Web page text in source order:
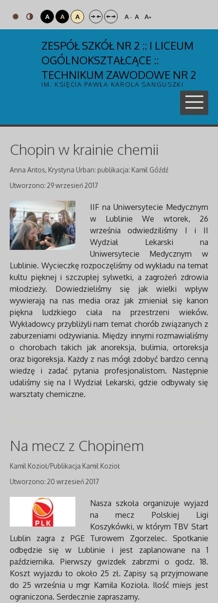
A A A A- A A+
ZESPÓŁ SZKÓŁ NR 2 :: I LICEUM
OGÓLNOKSZTAŁCĄCE ::
TECHNIKUM ZAWODOWE NR 2
IM. KSIĘCIA PAWŁA KAROLA SANGUSZKI
Chopin w krainie chemii
Anna Antos, Krystyna Urban: publikacja: Kamil Góźdź
Utworzono: 29 wrzesień 2017
IIF na Uniwersytecie Medycznym
w Lublinie We wtorek, 26
września odwiedziliśmy I i II
Wydział Lekarski na
Uniwersytecie Medycznym w
Lublinie. Wycieczkę rozpoczęliśmy od wykładu na temat
kultu pięknej i szczupłej sylwetki, a zagrożeń zdrowia
młodzieży. Dowiedzieliśmy się jak wielki wpływ
wywierają na nas media oraz jak zmieniał się kanon
piękna ludzkiego ciała na przestrzeni wieków.
Wykładowcy przybliżyli nam temat chorób związanych z
zaburzeniami odżywiania. Między innymi rozmawialiśmy
o chorobach takich jak anoreksja, bulimia, ortoreksja
oraz bigoreksja. Każdy z nas mógł zdobyć bardzo cenną
wiedzę i zadać pytania profesjonalistom. Następnie
udaliśmy się na I Wydział Lekarski, gdzie odbywały się
warsztaty chemiczne.
Na mecz z Chopinem
Kamil Kozioł/Publikacja Kamil Kozioł
Utworzono: 20 wrzesień 2017
Nasza szkoła organizuje wyjazd
na mecz Polskiej Ligi
Koszykówki, w którym TBV Start
Lublin zagra z PGE Turowem Zgorzelec. Spotkanie
odbędzie się w Lublinie i jest zaplanowane na 1
października. Pierwszy gwizdek zabrzmi o godz. 18.
Koszt wyjazdu to około 25 zł. Zapisy są przyjmowane
do 25 września u mgr Kamila Kozioła. Ilość miejs jest
ograniczona. Serdecznie zapraszamy.